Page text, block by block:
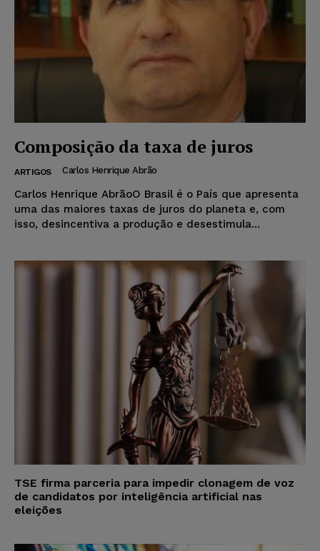
Composição da taxa de juros
ARTIGOS Carlos Henrique Abrão
Carlos Henrique AbrãoO Brasil é o País que apresenta
uma das maiores taxas de juros do planeta e, com
isso, desincentiva a produção e desestimula...
TSE firma parceria para impedir clonagem de voz
de candidatos por inteligência artificial nas
eleições